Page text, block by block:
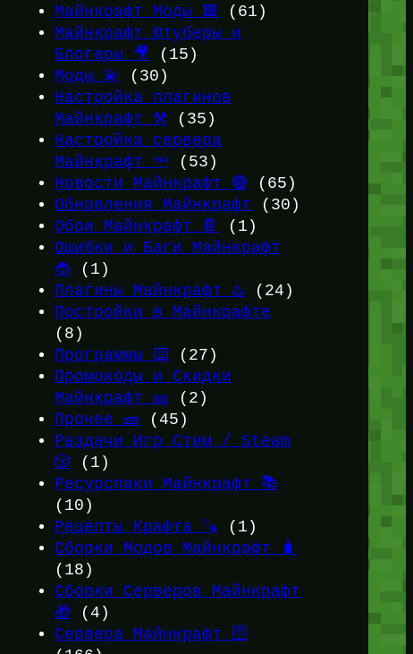
Майнкрафт Моды 🟩
(61)
Майнкрафт Ютуберы и
Блогеры 🎥
(15)
Моды 💫
(30)
Настройка плагинов
Майнкрафт ⚒️ (35)
Настройка сервера
Майнкрафт 🔦 (53)
Новости Майнкрафт 🔴 (65)
Обновления Майнкрафт (30)
Обои Майнкрафт 📔
(1)
Ошибки и Баги Майнкрафт
🐞 (1)
Плагины Майнкрафт ♨️ (24)
Постройки в Майнкрафте
(8)
Программы ⌨️
(27)
Промокоды и Скидки
Майнкрафт 🎫
(2)
Прочее 🧱 (45)
Раздачи Игр Стим / Steam
🎲 (1)
Ресурспаки Майнкрафт 📚
(10)
Рецепты Крафта 🪚 (1)
Сборки Модов Майнкрафт 🧳
(18)
Сборки Серверов Майнкрафт
🎁 (4)
Сервера Майнкрафт 🛜